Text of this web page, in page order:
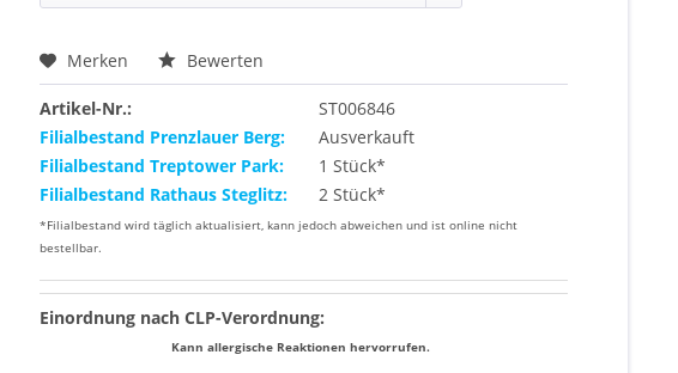
Merken Bewerten
Artikel-Nr.:
ST006846
Filialbestand Prenzlauer Berg:
Ausverkauft
Filialbestand Treptower Park:
1 Stück*
Filialbestand Rathaus Steglitz:
2 Stück*
*Filialbestand wird täglich aktualisiert, kann jedoch abweichen und ist online nicht
bestellbar.
Einordnung nach CLP-Verordnung:
Kann allergische Reaktionen hervorrufen.